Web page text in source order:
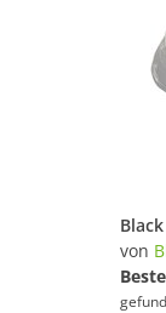
beim
von